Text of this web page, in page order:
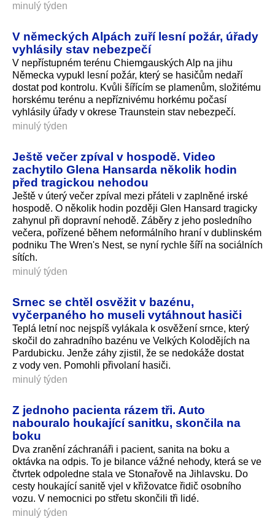
minulý týden
V německých Alpách zuří lesní požár, úřady
vyhlásily stav nebezpečí
V nepřístupném terénu Chiemgauských Alp na jihu
Německa vypukl lesní požár, který se hasičům nedaří
dostat pod kontrolu. Kvůli šířícím se plamenům, složitému
horskému terénu a nepříznivému horkému počasí
vyhlásily úřady v okrese Traunstein stav nebezpečí.
minulý týden
Ještě večer zpíval v hospodě. Video
zachytilo Glena Hansarda několik hodin
před tragickou nehodou
Ještě v úterý večer zpíval mezi přáteli v zaplněné irské
hospodě. O několik hodin později Glen Hansard tragicky
zahynul při dopravní nehodě. Záběry z jeho posledního
večera, pořízené během neformálního hraní v dublinském
podniku The Wren's Nest, se nyní rychle šíří na sociálních
sítích.
minulý týden
Srnec se chtěl osvěžit v bazénu,
vyčerpaného ho museli vytáhnout hasiči
Teplá letní noc nejspíš vylákala k osvěžení srnce, který
skočil do zahradního bazénu ve Velkých Kolodějích na
Pardubicku. Jenže záhy zjistil, že se nedokáže dostat
z vody ven. Pomohli přivolaní hasiči.
minulý týden
Z jednoho pacienta rázem tři. Auto
nabouralo houkající sanitku, skončila na
boku
Dva zranění záchranáři i pacient, sanita na boku a
oktávka na odpis. To je bilance vážné nehody, která se ve
čtvrtek odpoledne stala ve Stonařově na Jihlavsku. Do
cesty houkající sanitě vjel v křižovatce řidič osobního
vozu. V nemocnici po střetu skončili tři lidé.
minulý týden